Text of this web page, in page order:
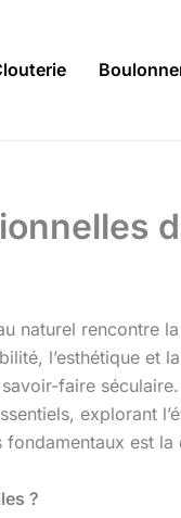
naturel
l’esthétique et
faire
explorant
est
?